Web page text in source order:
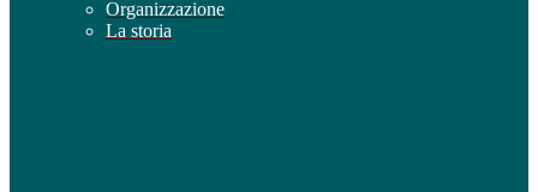
Organizzazione
La storia